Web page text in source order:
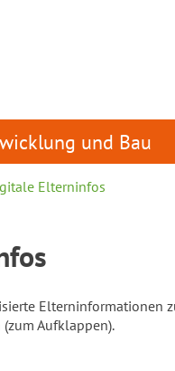
und Bau
Elterninfos
Elterninformationen
Aufklappen).